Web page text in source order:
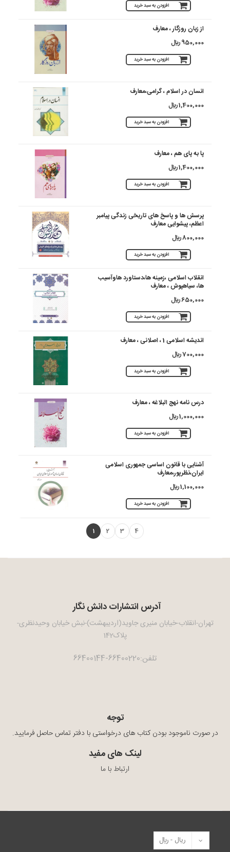
افزودن به سبد خرید
از زبان روزگار ، معارف
950,000 ريال
افزودن به سبد خرید
انسان در اسلام ، گرامی،معارف
1,400,000 ريال
افزودن به سبد خرید
پا به پای هم ، معارف
1,400,000 ريال
افزودن به سبد خرید
پرسش ها و پاسخ های تاریخی زندگی پیامبر
اعظم، پیشوایی معارف
800,000 ريال
افزودن به سبد خرید
انقلاب اسلامی ،زمینه ها،دستاورد هاوآسیب
ها، سیاهپوش ، معارف
650,000 ريال
افزودن به سبد خرید
اندیشه اسلامی 1 ، اصلانی ، معارف
700,000 ريال
افزودن به سبد خرید
درس نامه نهج البلاغه ، معارف
1,000,000 ريال
افزودن به سبد خرید
آشنایی با قانون اساسی جمهوری اسلامی
ایران،نظرپور،معارف
1,100,000 ريال
افزودن به سبد خرید
1 2 3 4
آدرس انتشارات دانش نگار
تهران-انقلاب-خیابان منیری جاوید(اردیبهشت)-نبش خیابان وحیدنظری-
پلاک142
تلفن:66400220-66400144
توجه
در صورت ناموجود بودن کتاب های درخواستی با دفتر تماس حاصل فرمایید.
لینک های مفید
ارتباط با ما